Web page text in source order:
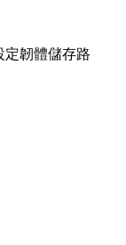
定韌體儲存路